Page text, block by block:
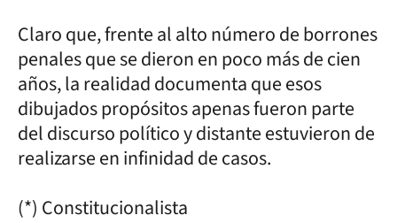
Claro que, frente al alto número de borrones
penales que se dieron en poco más de cien
años, la realidad documenta que esos
dibujados propósitos apenas fueron parte
del discurso político y distante estuvieron de
realizarse en infinidad de casos.
(*) Constitucionalista